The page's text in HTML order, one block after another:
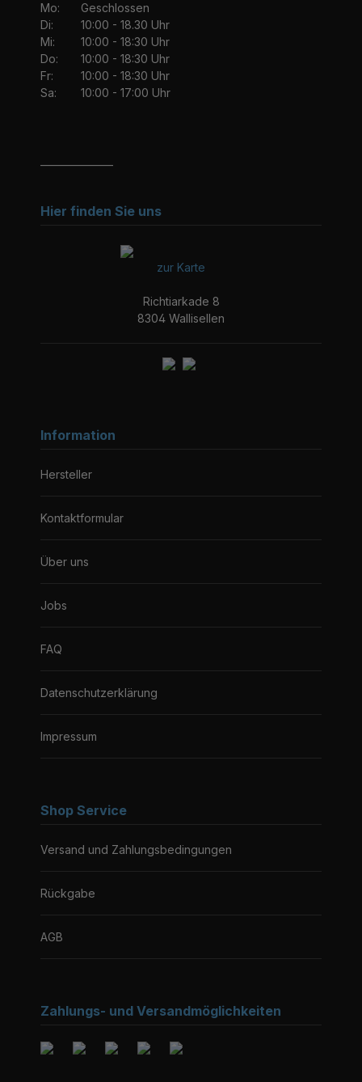
Mo:
Geschlossen
Di:
10:00 - 18.30 Uhr
Mi:
10:00 - 18:30 Uhr
Do:
10:00 - 18:30 Uhr
Fr:
10:00 - 18:30 Uhr
Sa:
10:00 - 17:00 Uhr
Hier finden Sie uns
zur Karte
Richtiarkade 8
8304 Wallisellen
Information
Hersteller
Kontaktformular
Über uns
Jobs
FAQ
Datenschutzerklärung
Impressum
Shop Service
Versand und Zahlungsbedingungen
Rückgabe
AGB
Zahlungs- und Versandmöglichkeiten